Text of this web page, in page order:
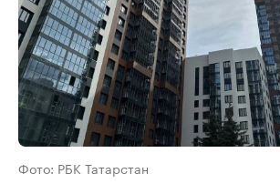
Фото: РБК Татарстан